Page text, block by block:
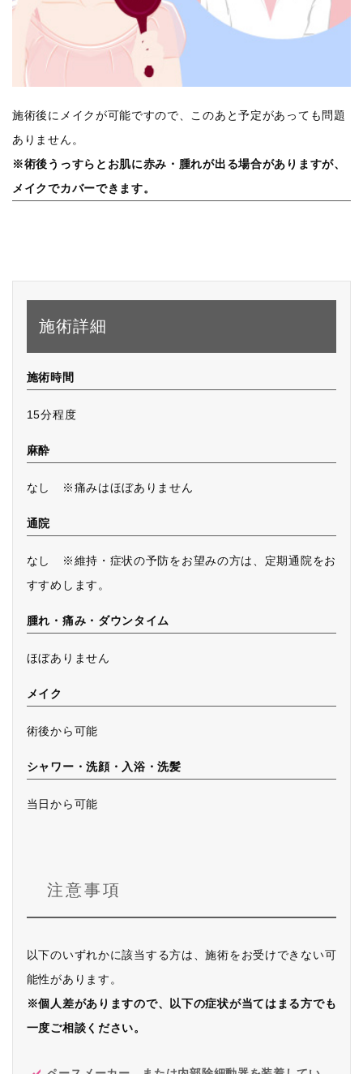
施術後にメイクが可能ですので、このあと予定があっても問題
ありません。
※術後うっすらとお肌に赤み・腫れが出る場合がありますが、
メイクでカバーできます。
施術詳細
施術時間
15分程度
麻酔
なし ※痛みはほぼありません
通院
なし ※維持・症状の予防をお望みの方は、定期通院をお
すすめします。
腫れ・痛み・ダウンタイム
ほぼありません
メイク
術後から可能
シャワー・洗顔・入浴・洗髪
当日から可能
注意事項
以下のいずれかに該当する方は、施術をお受けできない可
能性があります。
※個人差がありますので、以下の症状が当てはまる方でも
一度ご相談ください。